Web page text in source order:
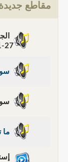
مقاطع
27-51
ما